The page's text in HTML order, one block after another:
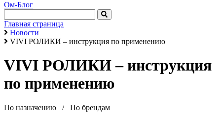
Ом-Блог
Главная страница
Новости
VIVI РОЛИКИ – инструкция по применению
VIVI РОЛИКИ – инструкция
по применению
По назначению / По брендам